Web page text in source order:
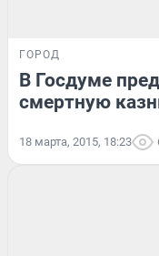
ГОРОД
В Госдуме
смертную
18 марта, 2015, 18:23